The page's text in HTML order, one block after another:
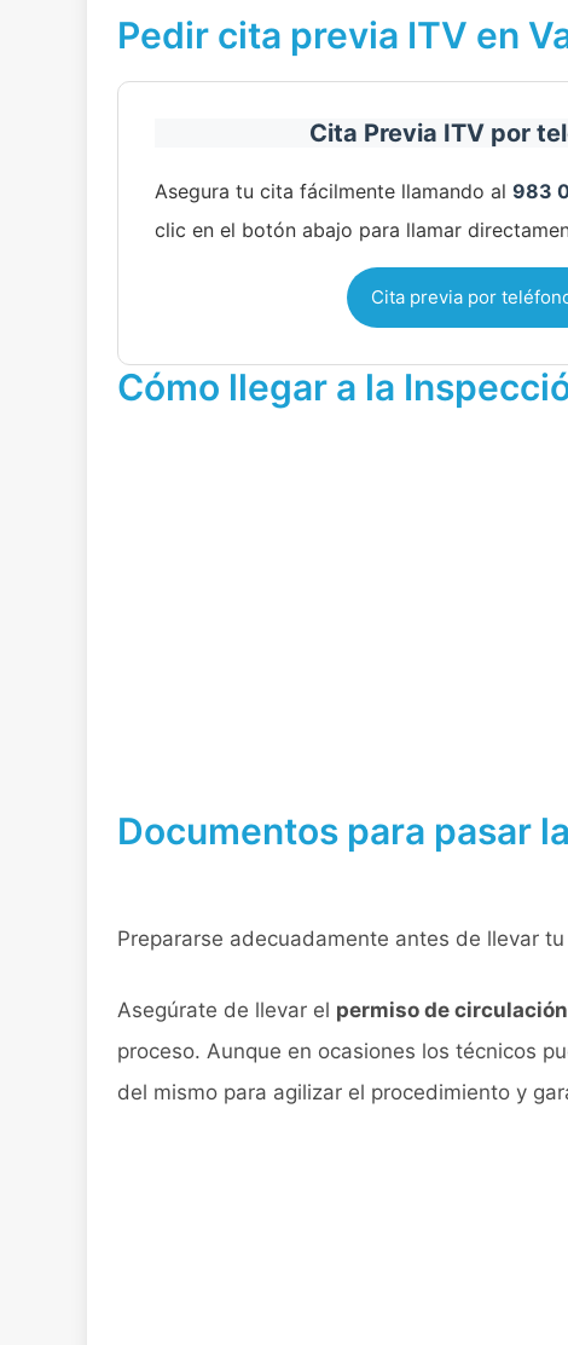
Pedir cita previa ITV en
Cita Previa ITV por
Asegura tu cita fácilmente llamando al 983
clic en el botón abajo para llamar
Cita previa por
Cómo llegar a la
Documentos para pasar
Prepararse adecuadamente antes de llevar
Asegúrate de llevar el permiso de
proceso. Aunque en ocasiones los técnicos
del mismo para agilizar el procedimiento y